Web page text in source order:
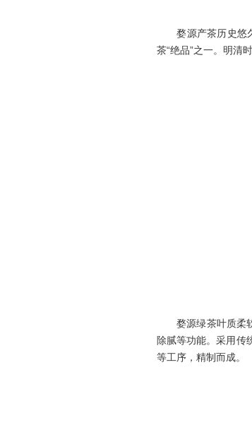
婺源产茶历史悠久
茶“绝品”之一。明清
婺源绿茶叶质柔软
除腻等功能。采用传
等工序，精制而成。